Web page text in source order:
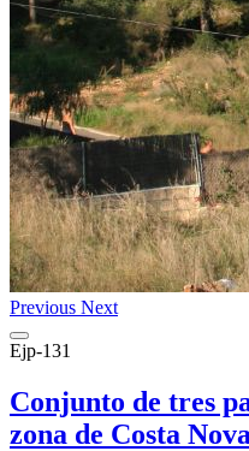
Previous Next
Ejp-131
Conjunto de tres
zona de Costa Nova